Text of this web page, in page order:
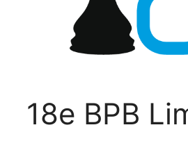
18e BPB